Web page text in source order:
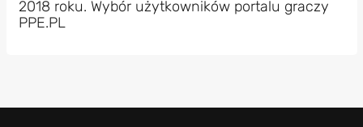
2018 roku. Wybór użytkowników portalu graczy
PPE.PL